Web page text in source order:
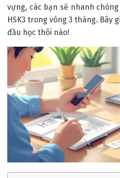
vựng, các bạn sẽ nhanh
HSK3 trong vòng 3 tháng. Bây
đầu học thôi nào!